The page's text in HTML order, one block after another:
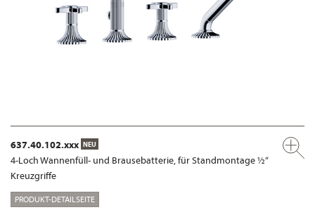
637.40.102.xxx NEU
4-Loch Wannenfüll- und Brausebatterie, für Standmontage ½“
Kreuzgriffe
PRODUKT-DETAILSEITE